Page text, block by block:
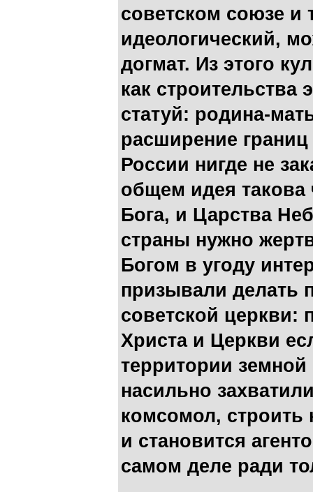
советском союзе и
идеологический,
догмат. Из этого
как строительства
статуй: родина-
расширение
России нигде не
общем идея
Бога, и Царства
страны нужно
Богом в угоду
призывали делать
советской церкви:
Христа и Церкви
территории
насильно
комсомол, строить
и становится
самом деле ради